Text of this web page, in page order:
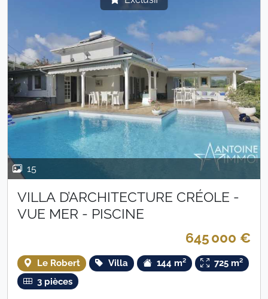
15
VILLA D’ARCHITECTURE CRÉOLE -
VUE MER - PISCINE
645 000 €
Le Robert Villa 144 m²
725 m²
3 pièces